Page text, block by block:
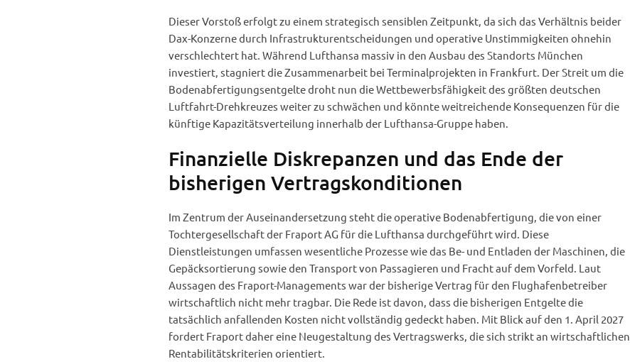
Dieser Vorstoß erfolgt zu einem strategisch sensiblen Zeitpunkt, da sich das Verhältnis beider
Dax-Konzerne durch Infrastrukturentscheidungen und operative Unstimmigkeiten ohnehin
verschlechtert hat. Während Lufthansa massiv in den Ausbau des Standorts München
investiert, stagniert die Zusammenarbeit bei Terminalprojekten in Frankfurt. Der Streit um die
Bodenabfertigungsentgelte droht nun die Wettbewerbsfähigkeit des größten deutschen
Luftfahrt-Drehkreuzes weiter zu schwächen und könnte weitreichende Konsequenzen für die
künftige Kapazitätsverteilung innerhalb der Lufthansa-Gruppe haben.
Finanzielle Diskrepanzen und das Ende der
bisherigen Vertragskonditionen
Im Zentrum der Auseinandersetzung steht die operative Bodenabfertigung, die von einer
Tochtergesellschaft der Fraport AG für die Lufthansa durchgeführt wird. Diese
Dienstleistungen umfassen wesentliche Prozesse wie das Be- und Entladen der Maschinen, die
Gepäcksortierung sowie den Transport von Passagieren und Fracht auf dem Vorfeld. Laut
Aussagen des Fraport-Managements war der bisherige Vertrag für den Flughafenbetreiber
wirtschaftlich nicht mehr tragbar. Die Rede ist davon, dass die bisherigen Entgelte die
tatsächlich anfallenden Kosten nicht vollständig gedeckt haben. Mit Blick auf den 1. April 2027
fordert Fraport daher eine Neugestaltung des Vertragswerks, die sich strikt an wirtschaftlichen
Rentabilitätskriterien orientiert.